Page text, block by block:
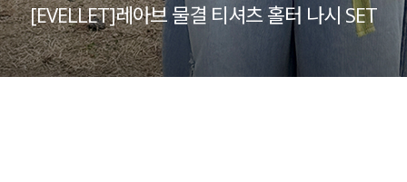
[EVELLET]레아브 물결 티셔츠 홀터 나시 SET